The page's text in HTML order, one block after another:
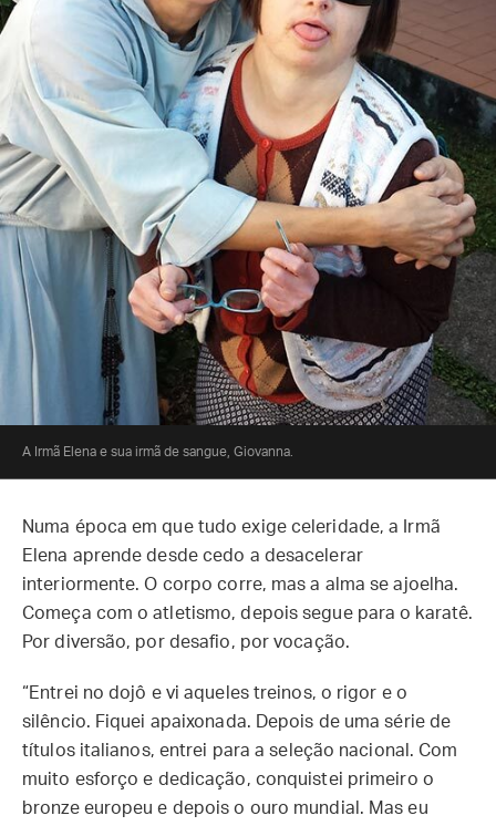
A Irmã Elena e sua irmã de sangue, Giovanna.
Numa época em que tudo exige celeridade, a Irmã
Elena aprende desde cedo a desacelerar
interiormente. O corpo corre, mas a alma se ajoelha.
Começa com o atletismo, depois segue para o karatê.
Por diversão, por desafio, por vocação.
“Entrei no dojô e vi aqueles treinos, o rigor e o
silêncio. Fiquei apaixonada. Depois de uma série de
títulos italianos, entrei para a seleção nacional. Com
muito esforço e dedicação, conquistei primeiro o
bronze europeu e depois o ouro mundial. Mas eu